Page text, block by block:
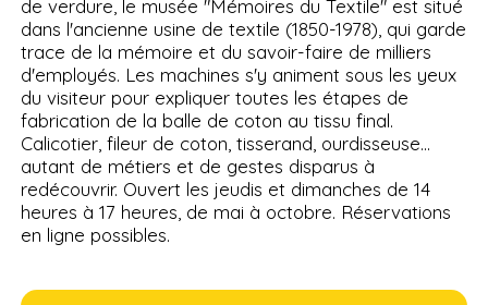
de verdure, le musée "Mémoires du Textile" est situé
dans l'ancienne usine de textile (1850-1978), qui garde
trace de la mémoire et du savoir-faire de milliers
d'employés. Les machines s'y animent sous les yeux
du visiteur pour expliquer toutes les étapes de
fabrication de la balle de coton au tissu final.
Calicotier, fileur de coton, tisserand, ourdisseuse...
autant de métiers et de gestes disparus à
redécouvrir. Ouvert les jeudis et dimanches de 14
heures à 17 heures, de mai à octobre. Réservations
en ligne possibles.